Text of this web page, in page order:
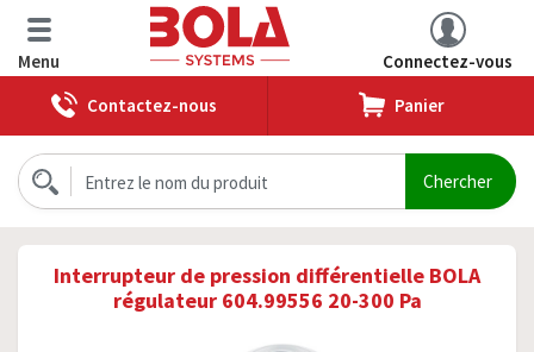
Menu
Connectez-vous
Contactez-nous
Panier
Interrupteur de pression différentielle BOLA
régulateur 604.99556 20-300 Pa